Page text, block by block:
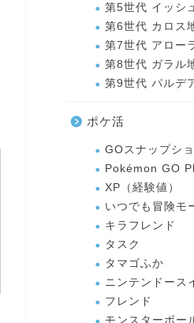
第5世代 イッシ
第6世代 カロス
第7世代 アロー
第8世代 ガラル
第9世代 パルデ
ポケ活
GOスナップシ
Pokémon GO
XP（経験値）
いつでも冒険モ
キラフレンド
タスク
タマゴふか
ニンテンドース
フレンド
モンスターボー